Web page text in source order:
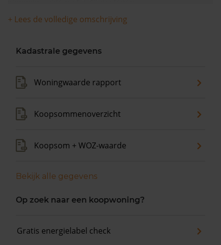
+ Lees de volledige omschrijving
Kadastrale gegevens
Woningwaarde rapport
Koopsommenoverzicht
Koopsom + WOZ-waarde
Bekijk alle gegevens
Op zoek naar een koopwoning?
Gratis energielabel check